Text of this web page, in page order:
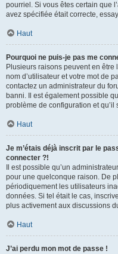
pourriel. Si vous êtes certain que
avez spécifiée était correcte,
Haut
Pourquoi ne puis-je pas me
Plusieurs raisons peuvent en être
nom d’utilisateur et votre mot de
contactez un administrateur du
banni. Il est également possible
problème de configuration et
Haut
Je m’étais déjà inscrit par le
connecter ?!
Il est possible qu’un
pour une quelconque raison. De
périodiquement les utilisateurs
données. Si tel était le cas,
plus activement aux discussions
Haut
J’ai perdu mon mot de passe !